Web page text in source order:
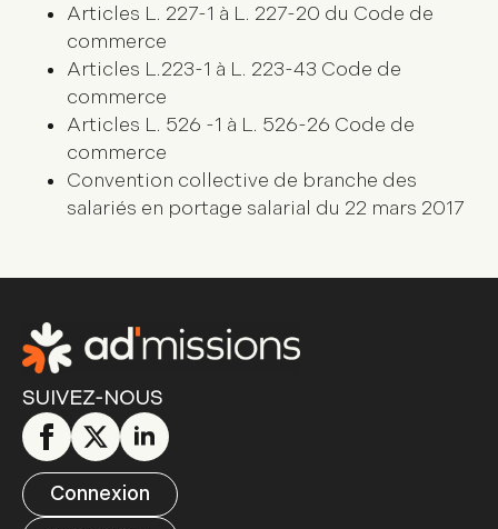
Articles L. 227-1 à L. 227-20 du Code de
commerce
Articles L.223-1 à L. 223-43 Code de
commerce
Articles L. 526 -1 à L. 526-26 Code de
commerce
Convention collective de branche des
salariés en portage salarial du 22 mars 2017
SUIVEZ-NOUS
Connexion